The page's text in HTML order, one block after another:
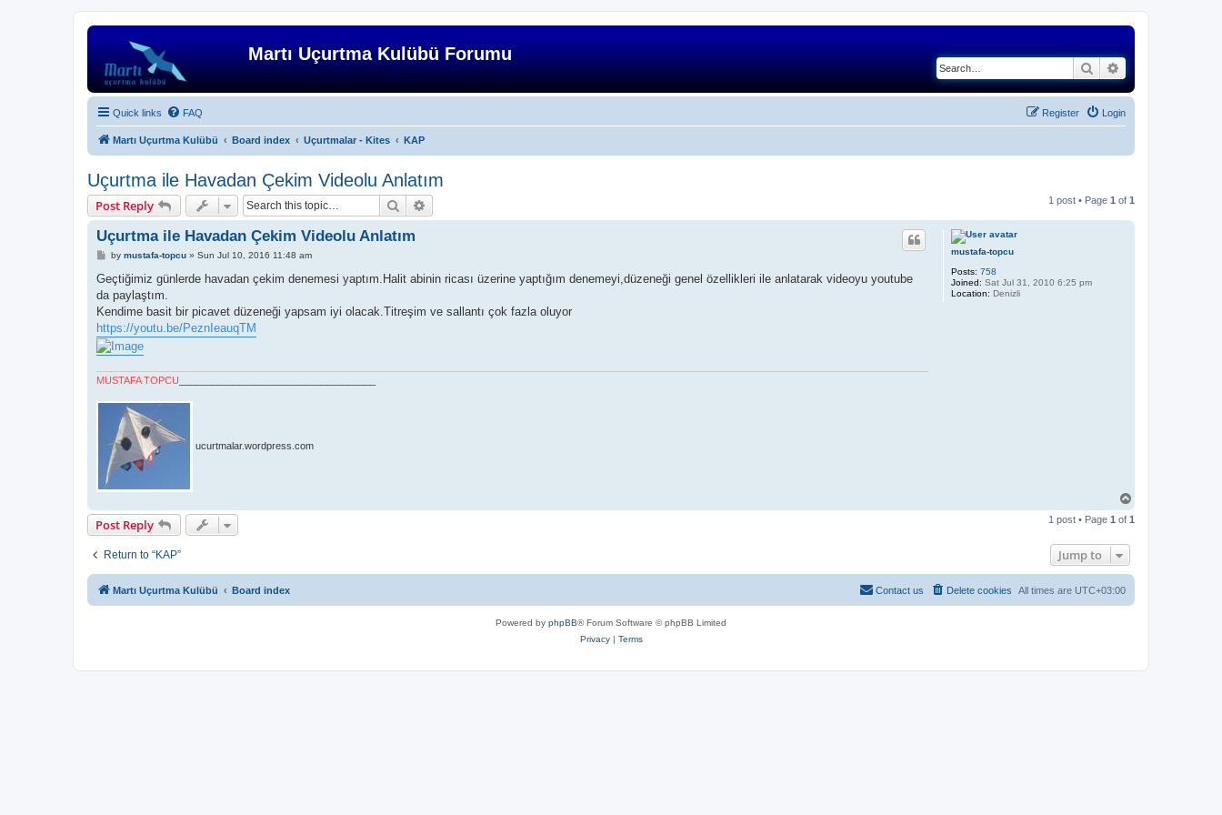
Martı Uçurtma Kulübü Forumu
SearchAdvanced search
Quick links FAQ Login
Register
Martı Uçurtma Kulübü Board index Uçurtmalar - Kites KAP
Uçurtma ile Havadan Çekim Videolu Anlatım
Post Reply Search 1 post • Page 1 of 1
mustafa-topcu
Posts: 758
Joined: Sat Jul 31, 2010 6:25 pm
Location: Denizli
Uçurtma ile Havadan Çekim Videolu Anlatım
P
s
by mustafa-topcu» Sun Jul 10, 2016 11:48 am
Geçtiğimiz günlerde havadan çekim denemesi yaptım.Halit abinin ricası üzerine yaptığım denemeyi,düzeneği genel özellikleri ile anlatarak videoyu youtube
da paylaştım.
Kendime basit bir picavet düzeneği yapsam iyi olacak.Titreşim ve sallantı çok fazla oluyor
https://youtu.be/PeznIeauqTM
MUSTAFA TOPCU
ucurtmalar.wordpress.com
p
Post Reply 1 post • Page 1 of 1
Return to “KAP” Jump to
Martı Uçurtma Kulübü Board index All times are UTC+03:00
Delete cookies
Contact us
Powered by phpBB® Forum Software © phpBB Limited
Privacy| Terms